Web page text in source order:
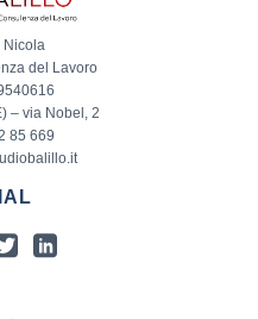
Nicola
del Lavoro
– via Nobel, 2
85 669